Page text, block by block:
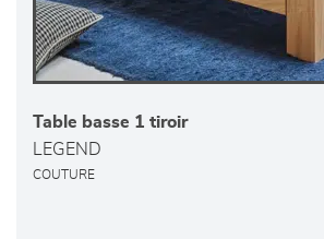
Table basse 1 tiroir
LEGEND
COUTURE